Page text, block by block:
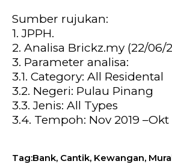
Sumber rujukan:
1. JPPH.
2. Analisa Brickz.my (22/06/
3. Parameter analisa:
3.1. Category: All Residental
3.2. Negeri: Pulau Pinang
3.3. Jenis: All Types
3.4. Tempoh: Nov 2019 –Okt
Tag:Bank, Cantik, Kewangan,